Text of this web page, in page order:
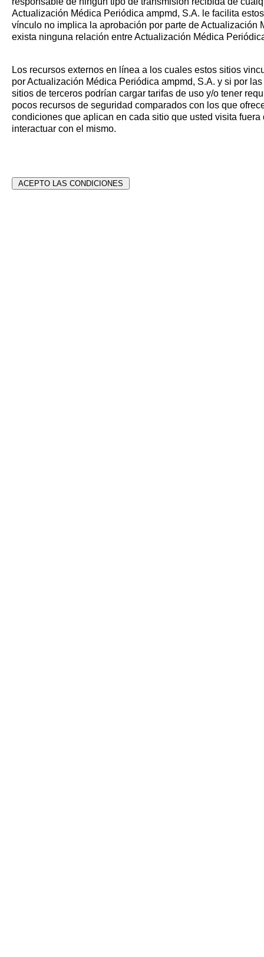
Actualización Médica Periódica ampmd, S.A. le facilita
vínculo no implica la aprobación por parte de
exista ninguna relación entre Actualización Médica
Los recursos externos en línea a los cuales estos sitios
por Actualización Médica Periódica ampmd, S.A. y si por
sitios de terceros podrían cargar tarifas de uso y/o tener
pocos recursos de seguridad comparados con los que
condiciones que aplican en cada sitio que usted visita
interactuar con el mismo.